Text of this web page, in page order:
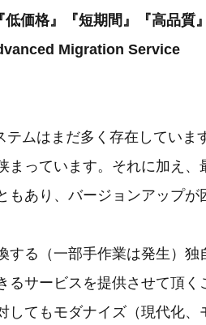
価格』『短期間』『高品質
Migration Service
ムはまだ多く存在していま
っています。それに加え、
あり、バージョンアップが
る（一部手作業は発生）独
サービスを提供させて頂く
してもモダナイズ（現代化、